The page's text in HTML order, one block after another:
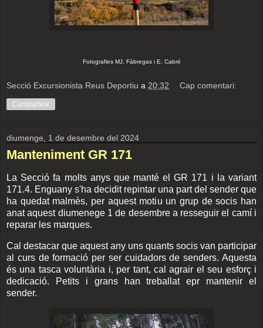
Fotografies MJ. Fàbregas i E. Cabré
Secció Excursionista Reus Deportiu a 20:32 Cap comentari:
Comparteix
diumenge, 1 de desembre del 2024
Manteniment GR 171
La Secció fa molts anys que manté el GR 171 i la variant
171.4. Enguany s'ha decidit repintar una part del sender que
ha quedat malmès, per aquest motiu un grup de socis han
anat aquest diumenege 1 de desembre a resseguir el camí i
reparar les marques.
Cal destacar que aquest any uns quants socis van participar
al curs de formació per ser cuidadors de senders. Aquesta
és una tasca voluntària i, per tant, cal agrair el seu esforç i
dedicació. Petits i grans han treballat epr mantenir el
sender.